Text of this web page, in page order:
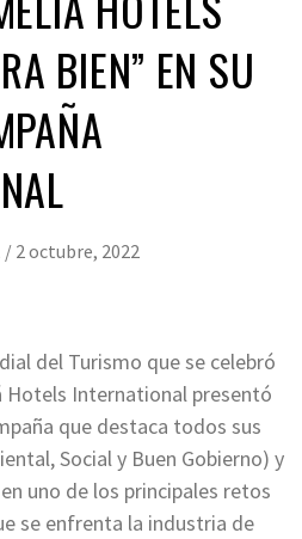
BIEN” EN SU
/ 2 octubre, 2022
del Turismo que se celebró
Hotels International presentó
que destaca todos sus
Social y Buen Gobierno) y
uno de los principales retos
se enfrenta la industria de